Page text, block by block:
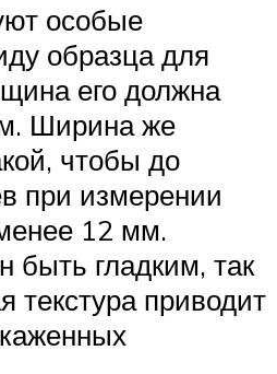
особые
образца для
его должна
Ширина же
чтобы до
при измерении
12 мм.
быть гладким, так
текстура приводит